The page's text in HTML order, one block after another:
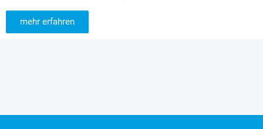
mehr erfahren